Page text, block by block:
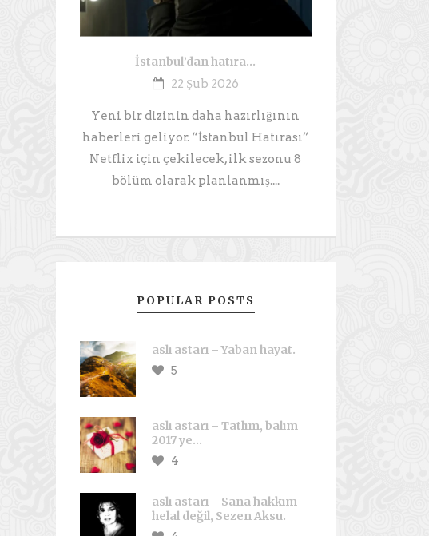
İstanbul’dan hatıra…
22 Şub 2026
Yeni bir dizinin daha hazırlığının
haberleri geliyor. “İstanbul Hatırası”
Netflix için çekilecek, ilk sezonu 8
bölüm olarak planlanmış....
POPULAR POSTS
aslı astarı – Yaban hayat.
5
aslı astarı – Tatlım, balım
2017 ye…
4
aslı astarı – Sana hakkım
helal değil, Sezen Aksu.